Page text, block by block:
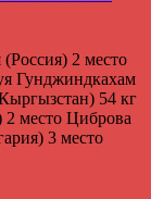
2 место
Гунджиндкахам
54 кг
2 место Циброва
3 место